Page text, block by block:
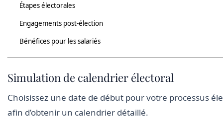
Étapes électorales
Engagements post-élection
Bénéfices pour les salariés
Simulation de calendrier électoral
Choisissez une date de début pour votre processus
afin d’obtenir un calendrier détaillé.